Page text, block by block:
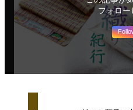
フォロ